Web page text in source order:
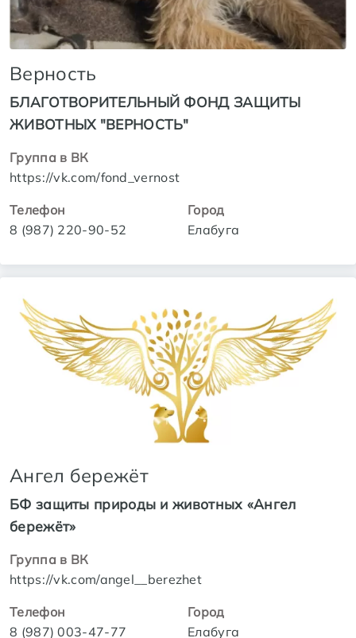
Верность
БЛАГОТВОРИТЕЛЬНЫЙ ФОНД ЗАЩИТЫ
ЖИВОТНЫХ "ВЕРНОСТЬ"
Группа в ВК
https://vk.com/fond_vernost
Телефон
8 (987) 220-90-52
Город
Елабуга
Ангел бережёт
БФ защиты природы и животных «Ангел
бережёт»
Группа в ВК
https://vk.com/angel__berezhet
Телефон
8 (987) 003-47-77
Город
Елабуга